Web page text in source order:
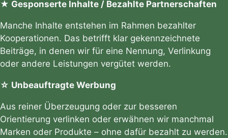
★ Gesponserte Inhalte / Bezahlte Partnerschaften
Manche Inhalte entstehen im Rahmen bezahlter
Kooperationen. Das betrifft klar gekennzeichnete
Beiträge, in denen wir für eine Nennung, Verlinkung
oder andere Leistungen vergütet werden.
☆ Unbeauftragte Werbung
Aus reiner Überzeugung oder zur besseren
Orientierung verlinken oder erwähnen wir manchmal
Marken oder Produkte – ohne dafür bezahlt zu werden.